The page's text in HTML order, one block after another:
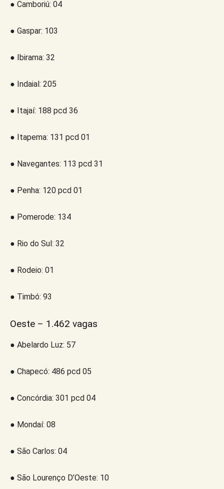
● Camboriú: 04
● Gaspar: 103
● Ibirama: 32
● Indaial: 205
● Itajaí: 188 pcd 36
● Itapema: 131 pcd 01
● Navegantes: 113 pcd 31
● Penha: 120 pcd 01
● Pomerode: 134
● Rio do Sul: 32
● Rodeio: 01
● Timbó: 93
Oeste – 1.462 vagas
● Abelardo Luz: 57
● Chapecó: 486 pcd 05
● Concórdia: 301 pcd 04
● Mondaí: 08
● São Carlos: 04
● São Lourenço D’Oeste: 10